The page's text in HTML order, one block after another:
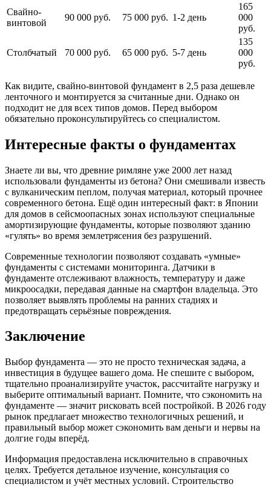
Свайно-
винтовой
90 000 руб. 75 000 руб. 1-2 день
165
000
руб.
Столбчатый 70 000 руб. 65 000 руб. 5-7 день
135
000
руб.
Как видите, свайно-винтовой фундамент в 2,5 раза дешевле
ленточного и монтируется за считанные дни. Однако он
подходит не для всех типов домов. Перед выбором
обязательно проконсультируйтесь со специалистом.
Интересные факты о фундаментах
Знаете ли вы, что древние римляне уже 2000 лет назад
использовали фундаменты из бетона? Они смешивали известь
с вулканическим пеплом, получая материал, который прочнее
современного бетона. Ещё один интересный факт: в Японии
для домов в сейсмоопасных зонах используют специальные
амортизирующие фундаменты, которые позволяют зданию
«гулять» во время землетрясения без разрушений.
Современные технологии позволяют создавать «умные»
фундаменты с системами мониторинга. Датчики в
фундаменте отслеживают влажность, температуру и даже
микроосадки, передавая данные на смартфон владельца. Это
позволяет выявлять проблемы на ранних стадиях и
предотвращать серьёзные повреждения.
Заключение
Выбор фундамента — это не просто техническая задача, а
инвестиция в будущее вашего дома. Не спешите с выбором,
тщательно проанализируйте участок, рассчитайте нагрузку и
выберите оптимальный вариант. Помните, что сэкономить на
фундаменте — значит рисковать всей постройкой. В 2026 году
рынок предлагает множество технологичных решений, и
правильный выбор может сэкономить вам деньги и нервы на
долгие годы вперёд.
Информация предоставлена исключительно в справочных
целях. Требуется детальное изучение, консультация со
специалистом и учёт местных условий. Строительство